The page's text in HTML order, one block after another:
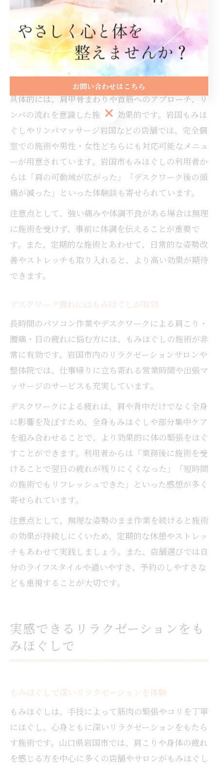
慢性的な肩こりに悩む方には、岩国市のもみほぐしサ
ロンで実践されている「部分集中もみほぐし」や「全
身バランス調整」がおすすめです。肩や首まわりを中
心に、凝り固まった筋肉を丁寧にほぐしながら、全身
の血行を促進することで根本的な改善を目指します。
具体的には、肩甲骨まわりや首筋へのアプローチ、リ
ンパの流れを意識した施術が効果的です。岩国もみほ
ぐしやリンパマッサージ岩国などの店舗では、完全個
室での施術や男性・女性どちらにも対応可能なメニュ
ーが用意されています。岩国市もみほぐしの利用者か
らは「肩の可動域が広がった」「デスクワーク後の頭
痛が減った」といった体験談も寄せられています。
注意点として、強い痛みや体調不良がある場合は無理
に施術を受けず、事前に体調を伝えることが重要で
す。また、定期的な施術とあわせて、日常的な姿勢改
善やストレッチも取り入れると、より高い効果が期待
できます。
デスクワーク疲れにはもみほぐしが有効
長時間のパソコン作業やデスクワークによる肩こり・
腰痛・目の疲れに悩む方には、もみほぐしの施術が非
常に有効です。岩国市内のリラクゼーションサロンや
整体院では、仕事帰りに立ち寄れる営業時間や出張マ
ッサージのサービスも充実しています。
デスクワークによる疲れは、肩や背中だけでなく全身
に影響を及ぼすため、全身もみほぐしや部分集中ケア
を組み合わせることで、より効果的に体の緊張をほぐ
すことができます。利用者からは「業務後に施術を受
けることで翌日の疲れが残りにくくなった」「短時間
の施術でもリフレッシュできた」といった感想が多く
寄せられています。
注意点として、無理な姿勢のまま作業を続けると施術
の効果が持続しにくいため、定期的な休憩やストレッ
チもあわせて実践しましょう。また、店舗選びでは自
分のライフスタイルや通いやすさ、予約のしやすさな
ども重視することが大切です。
実感できるリラクゼーションをも
みほぐしで
もみほぐしで深いリラクゼーションを体験
もみほぐしは、手技によって筋肉の緊張やコリを丁寧
にほぐし、心身ともに深いリラクゼーションをもたら
す施術です。山口県岩国市では、肩こりや身体の疲れ
を感じる方を中心に多くの店舗やサロンがもみほぐし
お問い合わせはこちら
お問い合わせはこちら